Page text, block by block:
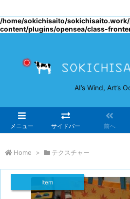
/home/sokichisaito/
content/plugins/opensea/class-
AI’s Wind, Art’s
メニュー サイドバー 前へ
Home > テクスチャー
Item